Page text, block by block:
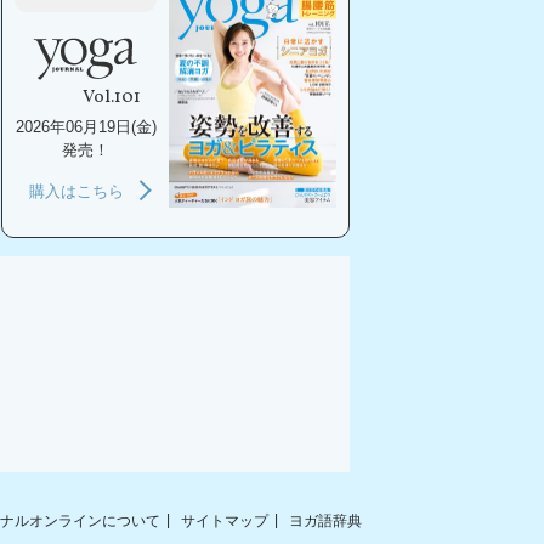
Vol.101
2026年06月19日(金)
発売！
購入はこちら
ルオンラインについて サイトマップ ヨガ語辞典